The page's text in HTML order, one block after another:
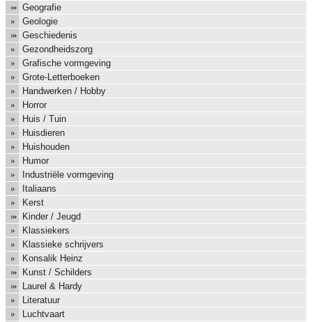
Geografie
Geologie
Geschiedenis
Gezondheidszorg
Grafische vormgeving
Grote-Letterboeken
Handwerken / Hobby
Horror
Huis / Tuin
Huisdieren
Huishouden
Humor
Industriële vormgeving
Italiaans
Kerst
Kinder / Jeugd
Klassiekers
Klassieke schrijvers
Konsalik Heinz
Kunst / Schilders
Laurel & Hardy
Literatuur
Luchtvaart